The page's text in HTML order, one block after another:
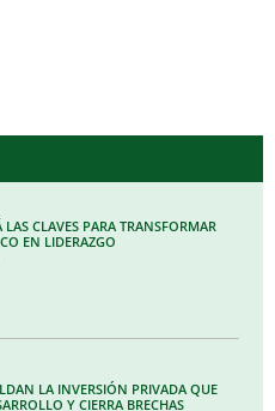
CLAVES PARA TRANSFORMAR
EN LIDERAZGO
LA INVERSIÓN PRIVADA QUE
Y CIERRA BRECHAS